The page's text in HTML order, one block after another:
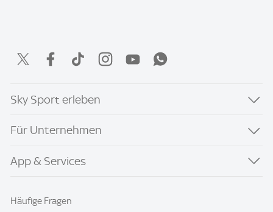
Sky Sport erleben
Für Unternehmen
App & Services
Häufige Fragen